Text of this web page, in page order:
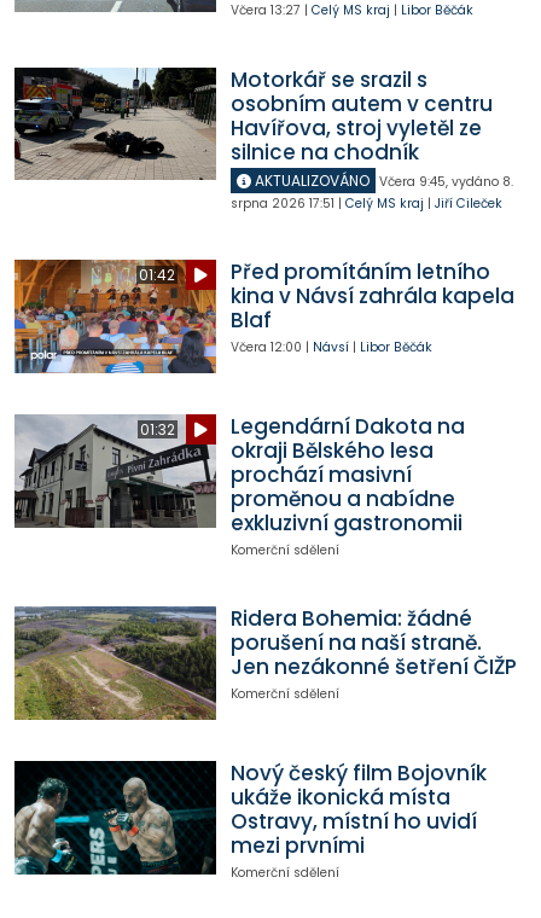
Včera 13:27 | Celý MS kraj | Libor Běčák
Motorkář se srazil s
osobním autem v centru
Havířova, stroj vyletěl ze
silnice na chodník
AKTUALIZOVÁNO Včera 9:45, vydáno 8.
srpna 2026 17:51 | Celý MS kraj | Jiří Cileček
01:42
Před promítáním letního
kina v Návsí zahrála kapela
Blaf
Včera 12:00 | Návsí| Libor Běčák
01:32
Legendární Dakota na
okraji Bělského lesa
prochází masivní
proměnou a nabídne
exkluzivní gastronomii
Komerční sdělení
Ridera Bohemia: žádné
porušení na naší straně.
Jen nezákonné šetření ČIŽP
Komerční sdělení
Nový český film Bojovník
ukáže ikonická místa
Ostravy, místní ho uvidí
mezi prvními
Komerční sdělení